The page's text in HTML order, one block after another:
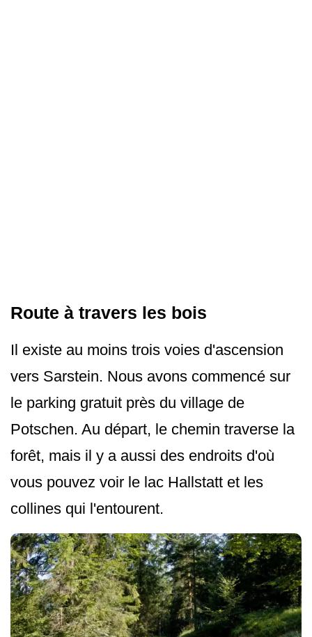
Route à travers les bois
Il existe au moins trois voies d'ascension
vers Sarstein. Nous avons commencé sur
le parking gratuit près du village de
Potschen. Au départ, le chemin traverse la
forêt, mais il y a aussi des endroits d'où
vous pouvez voir le lac Hallstatt et les
collines qui l'entourent.